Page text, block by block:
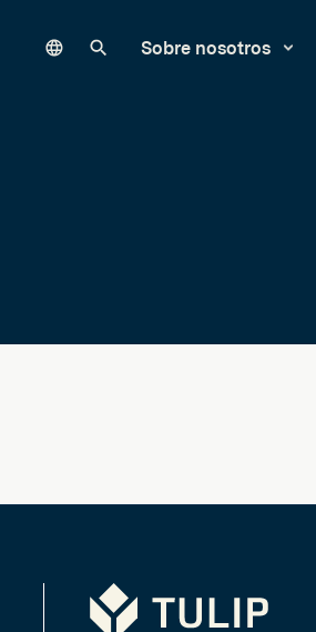
LanguageBuscar en nuestro sitio
Sobre nosotros
Tulip